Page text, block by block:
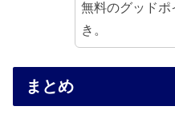
無料のグッド
き。
まとめ